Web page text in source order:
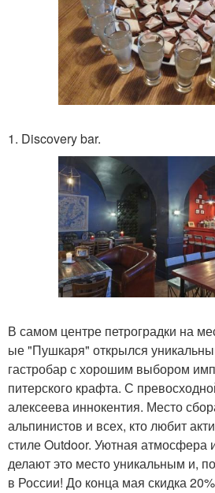
1. Discovery bar.
В самом центре петроградки на
ые "Пушкаря" открылся
гастробар с хорошим выбором
питерского крафта. С
алексеева иннокентия. Место
альпинистов и всех, кто любит
стиле Outdoor. Уютная атмосфера
делают это место уникальным и,
в России! До конца мая скидка